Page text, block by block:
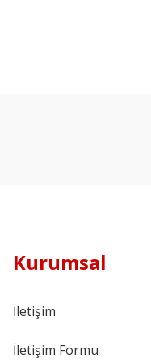
Kurumsal
İletişim
İletişim Formu